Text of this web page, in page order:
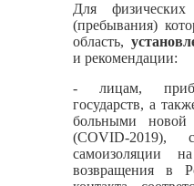
Для
(пребывания)
область,
и рекомендации:
- лицам,
государств, а
больными новой
(COVID-2019),
возвращения в